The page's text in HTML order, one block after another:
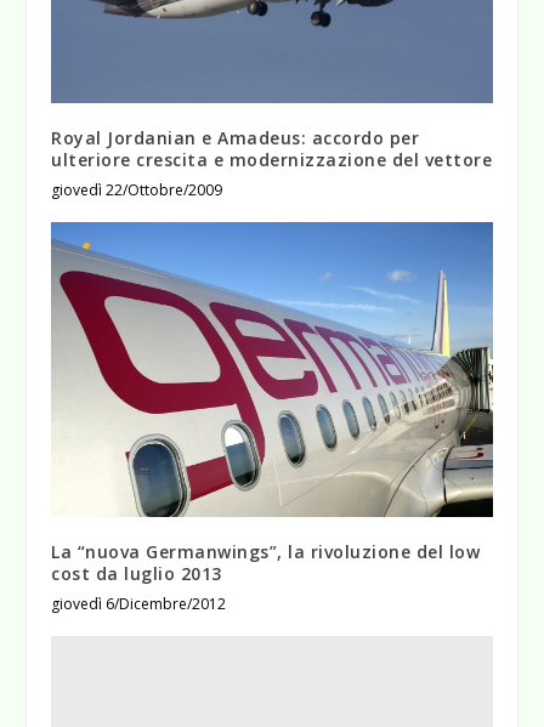
Royal Jordanian e Amadeus: accordo per
ulteriore crescita e modernizzazione del vettore
giovedì 22/Ottobre/2009
La “nuova Germanwings”, la rivoluzione del low
cost da luglio 2013
giovedì 6/Dicembre/2012